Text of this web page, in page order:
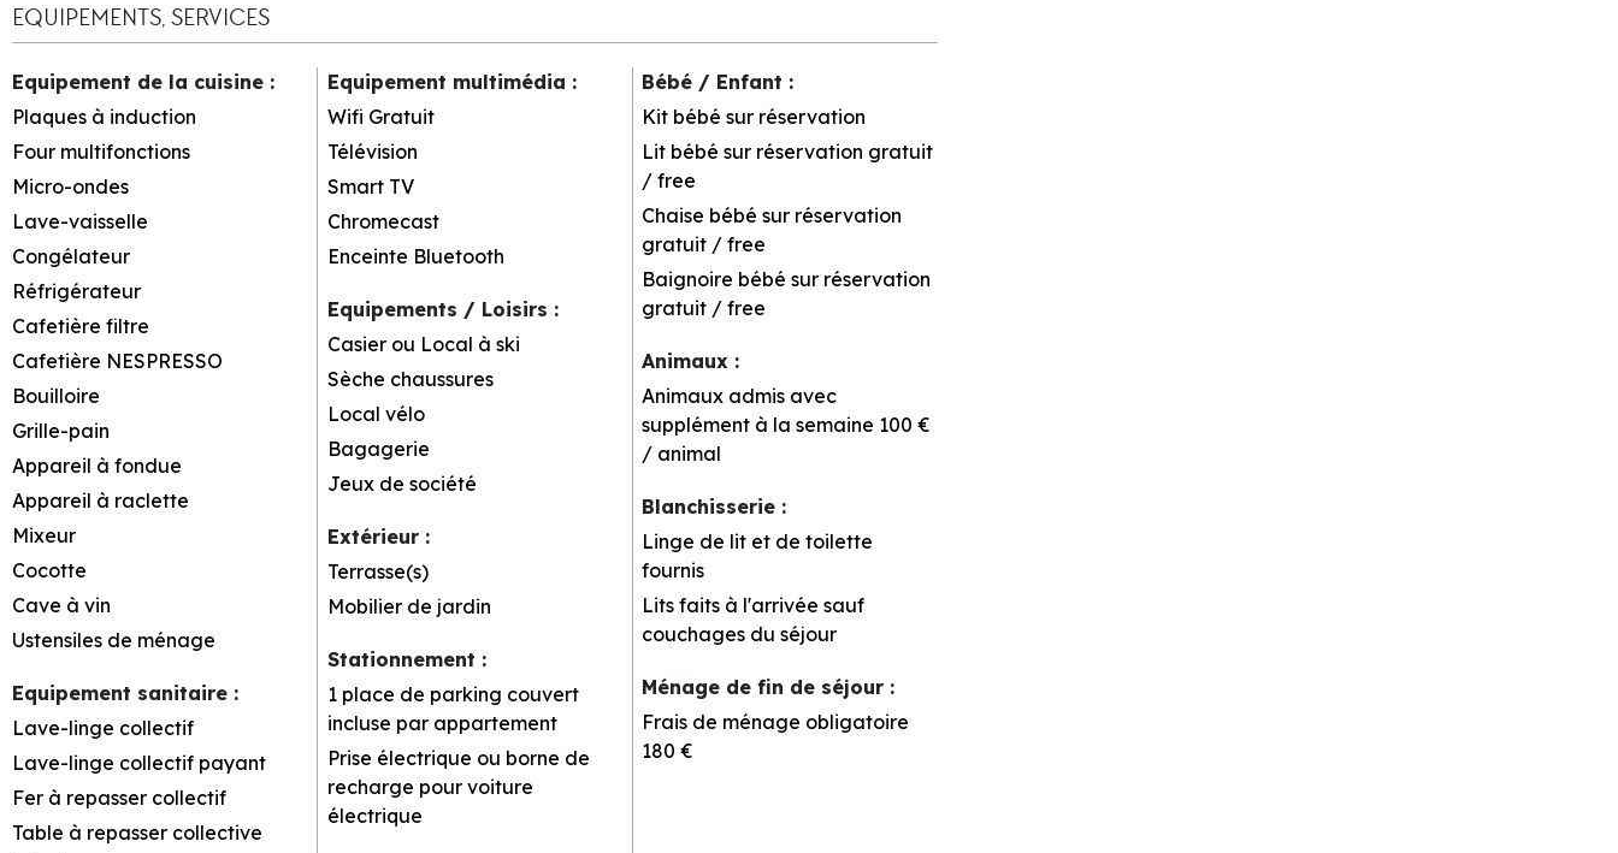
EQUIPEMENTS, SERVICES
Equipement de la cuisine :
Plaques à induction
Four multifonctions
Micro-ondes
Lave-vaisselle
Congélateur
Réfrigérateur
Cafetière filtre
Cafetière NESPRESSO
Bouilloire
Grille-pain
Appareil à fondue
Appareil à raclette
Mixeur
Cocotte
Cave à vin
Ustensiles de ménage
Equipement sanitaire :
Lave-linge collectif
Lave-linge collectif payant
Fer à repasser collectif
Table à repasser collective
Equipement multimédia :
Wifi Gratuit
Télévision
Smart TV
Chromecast
Enceinte Bluetooth
Equipements / Loisirs :
Casier ou Local à ski
Sèche chaussures
Local vélo
Bagagerie
Jeux de société
Extérieur :
Terrasse(s)
Mobilier de jardin
Stationnement :
1 place de parking couvert
incluse par appartement
Prise électrique ou borne de
recharge pour voiture
électrique
Bébé / Enfant :
Kit bébé sur réservation
Lit bébé sur réservation gratuit
/ free
Chaise bébé sur réservation
gratuit / free
Baignoire bébé sur réservation
gratuit / free
Animaux :
Animaux admis avec
supplément à la semaine 100 €
/ animal
Blanchisserie :
Linge de lit et de toilette
fournis
Lits faits à l'arrivée sauf
couchages du séjour
Ménage de fin de séjour :
Frais de ménage obligatoire
180 €